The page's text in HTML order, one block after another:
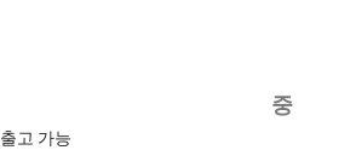
출고 가능
중